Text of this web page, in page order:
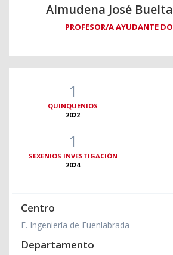
Almudena José
PROFESOR/A AYUDANTE
1
QUINQUENIOS
2022
1
SEXENIOS INVESTIGACIÓN
2024
Centro
E. Ingeniería de Fuenlabrada
Departamento